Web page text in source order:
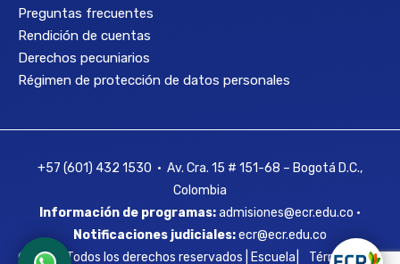
Preguntas frecuentes
Rendición de cuentas
Derechos pecuniarios
Régimen de protección de datos personales
+57 (601) 432 1530 • Av. Cra. 15 # 151-68 – Bogotá D.C.,
Colombia
Información de programas:admisiones@ecr.edu.co •
Notificaciones judiciales:ecr@ecr.edu.co
© 2026 Todos los derechos reservados | Escuela
Términos y